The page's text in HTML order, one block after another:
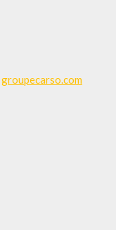
groupecarso.com